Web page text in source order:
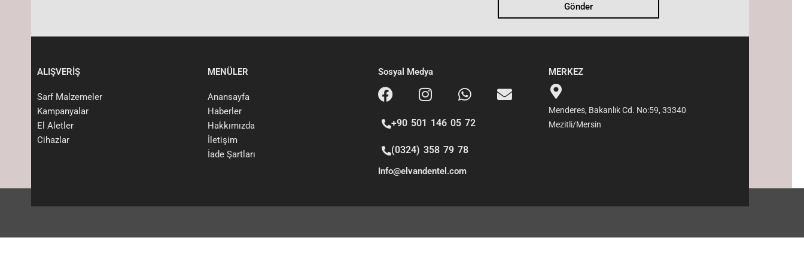
e
Gönder
ALIŞVERİŞ
Sarf Malzemeler
Kampanyalar
El Aletler
Cihazlar
MENÜLER
Anansayfa
Haberler
Hakkımızda
İletişim
İade Şartları
Sosyal Medya
+90 501 146 05 72
(0324) 358 79 78
Info@elvandentel.com
MERKEZ
Menderes, Bakanlık Cd. No:59, 33340
Mezitli/Mersin